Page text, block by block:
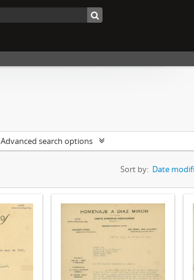
Advanced search options
Sort by: Date